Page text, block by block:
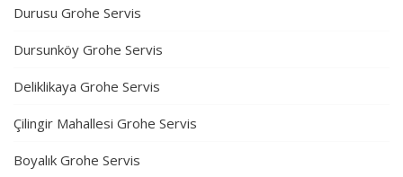
Durusu Grohe Servis
Dursunköy Grohe Servis
Deliklikaya Grohe Servis
Çilingir Mahallesi Grohe Servis
Boyalık Grohe Servis